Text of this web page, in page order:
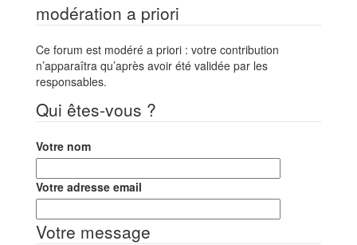
modération a priori
Ce forum est modéré a priori : votre contribution
n’apparaîtra qu’après avoir été validée par les
responsables.
Qui êtes-vous ?
Votre nom
Votre adresse email
Votre message